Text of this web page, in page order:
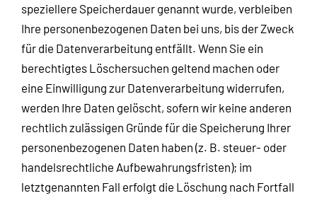
speziellere Speicherdauer genannt wurde, verbleiben
Ihre personenbezogenen Daten bei uns, bis der Zweck
für die Datenverarbeitung entfällt. Wenn Sie ein
berechtigtes Löschersuchen geltend machen oder
eine Einwilligung zur Datenverarbeitung widerrufen,
werden Ihre Daten gelöscht, sofern wir keine anderen
rechtlich zulässigen Gründe für die Speicherung Ihrer
personenbezogenen Daten haben (z. B. steuer- oder
handelsrechtliche Aufbewahrungsfristen); im
letztgenannten Fall erfolgt die Löschung nach Fortfall